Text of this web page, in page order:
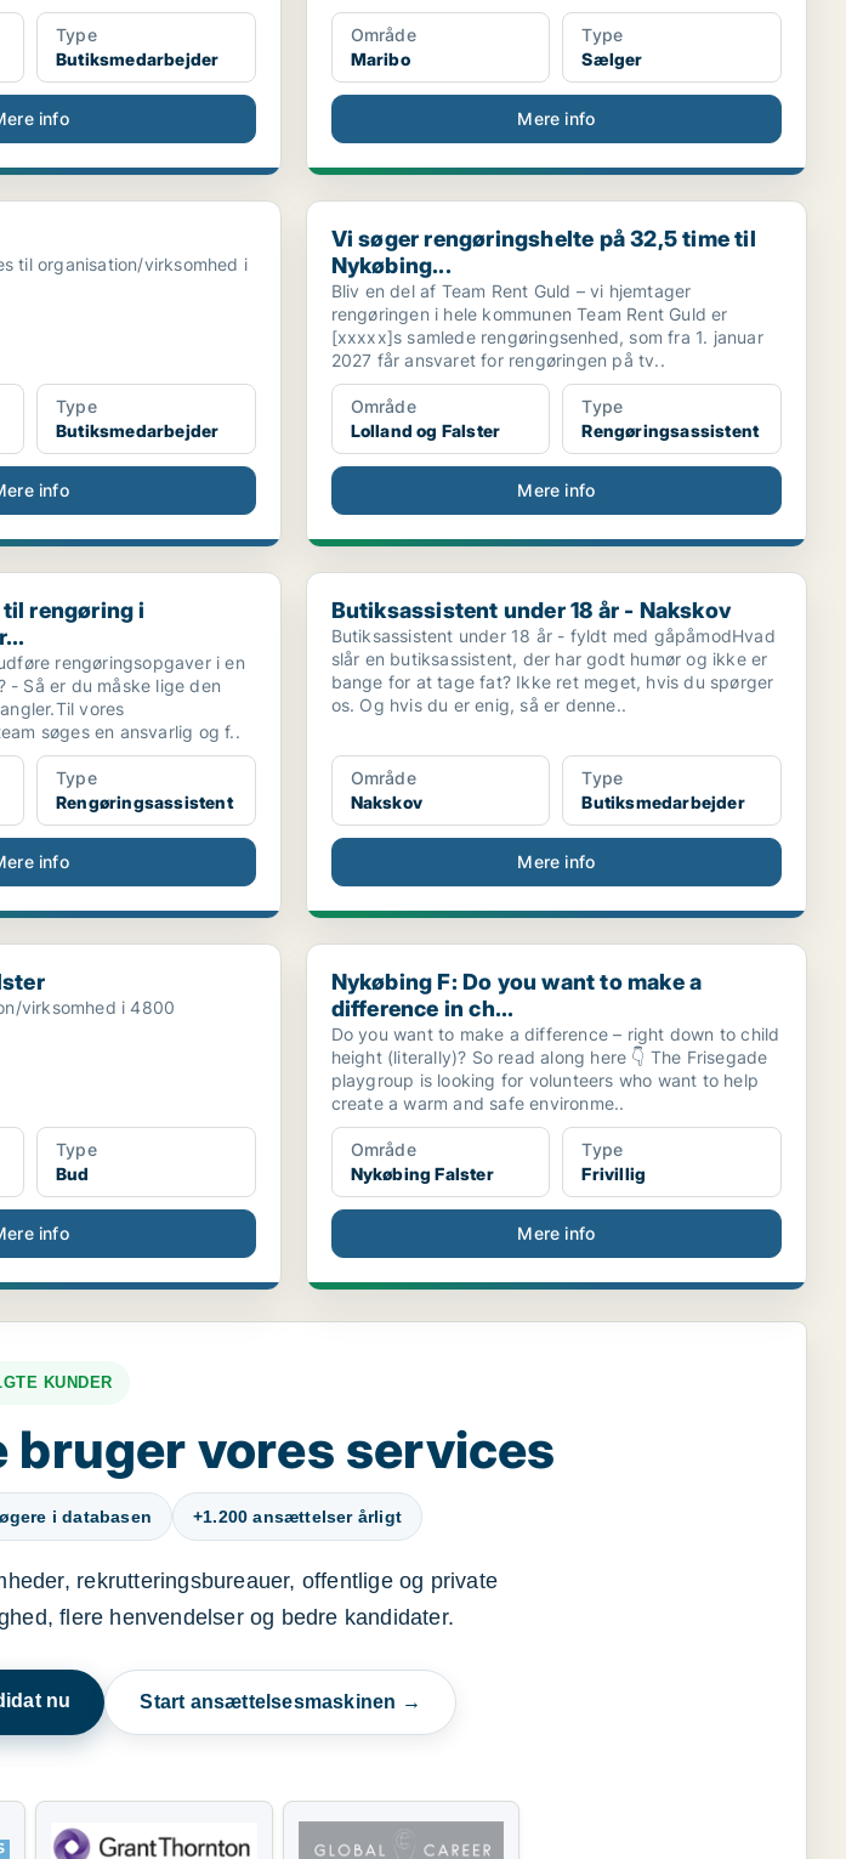
Type
Butiksmedarbejder
info
Område
Maribo
Type
Sælger
Mere info
til organisation/virksomhed i
Type
Butiksmedarbejder
info
Vi søger rengøringshelte på 32,5 time til Nykøbing...
Vi søger rengøringshelte på 32,5 time til
Nykøbing...
Bliv en del af Team Rent Guld – vi hjemtager
rengøringen i hele kommunen Team Rent Guld er
[xxxxx]s samlede rengøringsenhed, som fra 1. januar
2027 får ansvaret for rengøringen på tv..
Område
Lolland og Falster
Type
Rengøringsassistent
Mere info
i produktionslokaler...
rengøring i
rengøringsopgaver i en
- Så er du måske lige den
vores
søges en ansvarlig og f..
Type
Rengøringsassistent
info
Butiksassistent under 18 år - Nakskov
Butiksassistent under 18 år - Nakskov
Butiksassistent under 18 år - fyldt med gåpåmodHvad
slår en butiksassistent, der har godt humør og ikke er
bange for at tage fat? Ikke ret meget, hvis du spørger
os. Og hvis du er enig, så er denne..
Område
Nakskov
Type
Butiksmedarbejder
Mere info
virksomhed i 4800
Type
Bud
info
Nykøbing F: Do you want to make a difference in ch...
Nykøbing F: Do you want to make a
difference in ch...
Do you want to make a difference – right down to child
height (literally)? So read along here 👇 The Frisegade
playgroup is looking for volunteers who want to help
create a warm and safe environme..
Område
Nykøbing Falster
Type
Frivillig
Mere info
KUNDER
vores services
i databasen +1.200 ansættelser årligt
rekrutteringsbureauer, offentlige og private
flere henvendelser og bedre kandidater.
nu Start ansættelsesmaskinen →